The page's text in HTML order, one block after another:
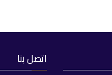
اتصل بنا